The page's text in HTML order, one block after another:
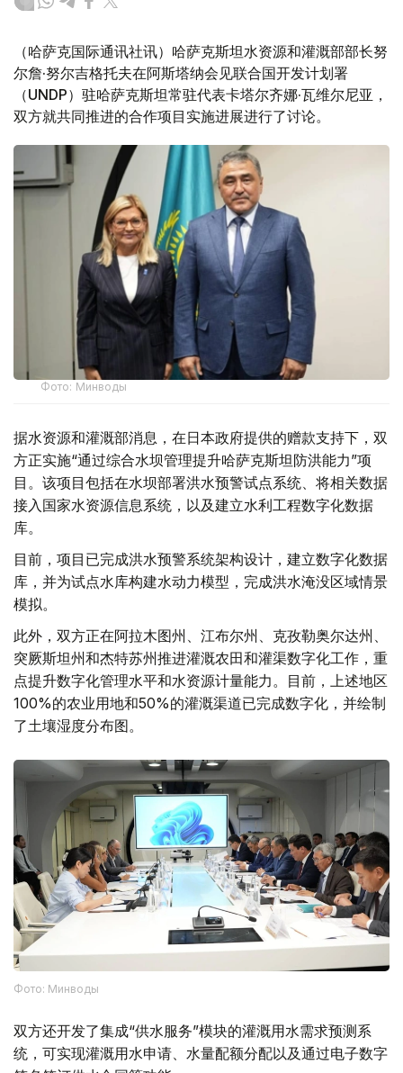
（哈萨克国际通讯社讯）哈萨克斯坦水资源和灌溉部部长努
尔詹·努尔吉格托夫在阿斯塔纳会见联合国开发计划署
（UNDP）驻哈萨克斯坦常驻代表卡塔尔齐娜·瓦维尔尼亚，
双方就共同推进的合作项目实施进展进行了讨论。
Фото: Минводы
据水资源和灌溉部消息，在日本政府提供的赠款支持下，双
方正实施“通过综合水坝管理提升哈萨克斯坦防洪能力”项
目。该项目包括在水坝部署洪水预警试点系统、将相关数据
接入国家水资源信息系统，以及建立水利工程数字化数据
库。
目前，项目已完成洪水预警系统架构设计，建立数字化数据
库，并为试点水库构建水动力模型，完成洪水淹没区域情景
模拟。
此外，双方正在阿拉木图州、江布尔州、克孜勒奥尔达州、
突厥斯坦州和杰特苏州推进灌溉农田和灌渠数字化工作，重
点提升数字化管理水平和水资源计量能力。目前，上述地区
100%的农业用地和50%的灌溉渠道已完成数字化，并绘制
了土壤湿度分布图。
Фото: Минводы
双方还开发了集成“供水服务”模块的灌溉用水需求预测系
统，可实现灌溉用水申请、水量配额分配以及通过电子数字